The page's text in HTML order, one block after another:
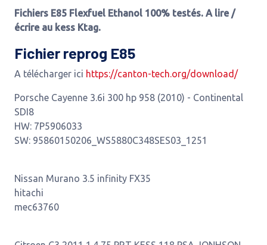
Fichiers E85 Flexfuel Ethanol 100% testés. A lire /
écrire au kess Ktag.
Fichier reprog E85
A télécharger ici https://canton-tech.org/download/
Porsche Cayenne 3.6i 300 hp 958 (2010) - Continental
SDI8
HW: 7P5906033
SW: 95860150206_WS5880C348SES03_1251
Nissan Murano 3.5 infinity FX35
hitachi
mec63760